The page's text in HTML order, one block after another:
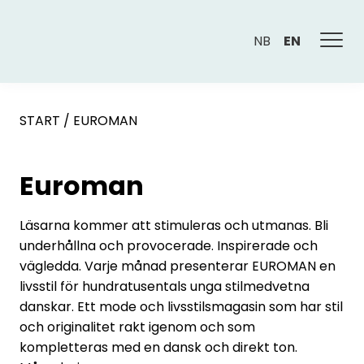
NB EN
START / EUROMAN
Euroman
Läsarna kommer att stimuleras och utmanas. Bli
underhållna och provocerade. Inspirerade och
vägledda. Varje månad presenterar EUROMAN en
livsstil för hundratusentals unga stilmedvetna
danskar. Ett mode och livsstilsmagasin som har stil
och originalitet rakt igenom och som
kompletteras med en dansk och direkt ton.